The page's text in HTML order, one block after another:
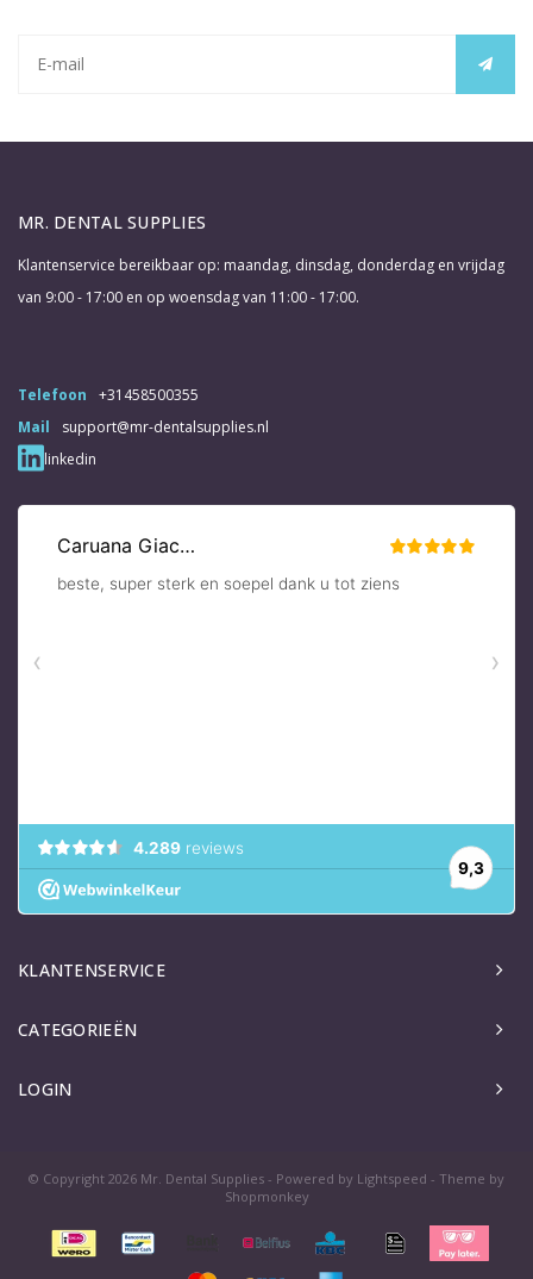
MR. DENTAL SUPPLIES
Klantenservice bereikbaar op: maandag, dinsdag, donderdag en vrijdag
van 9:00 - 17:00 en op woensdag van 11:00 - 17:00.
Telefoon
+31458500355
Mail
support@mr-dentalsupplies.nl
linkedin
KLANTENSERVICE
CATEGORIEËN
LOGIN
© Copyright 2026 Mr. Dental Supplies - Powered by Lightspeed - Theme by
Shopmonkey